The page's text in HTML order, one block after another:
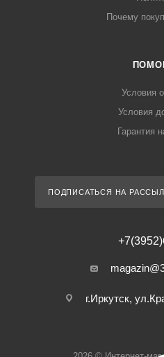
Почему
Условия
Условия
Гарантия
ПОДПИСАТЬСЯ НА
г.Иркутск,